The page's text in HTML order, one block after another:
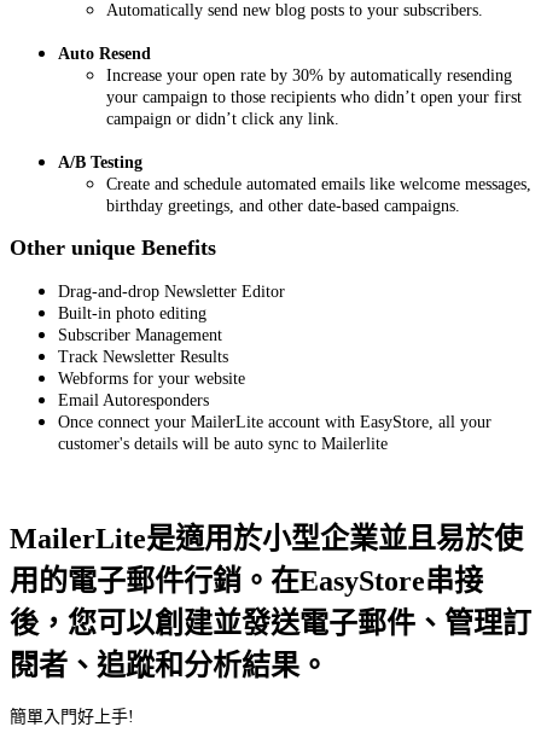
Automatically send new blog posts to your subscribers.
Auto Resend
Increase your open rate by 30% by automatically resending
your campaign to those recipients who didn’t open your first
campaign or didn’t click any link.
A/B Testing
Create and schedule automated emails like welcome messages,
birthday greetings, and other date-based campaigns.
Other unique Benefits
Drag-and-drop Newsletter Editor
Built-in photo editing
Subscriber Management
Track Newsletter Results
Webforms for your website
Email Autoresponders
Once connect your MailerLite account with EasyStore, all your
customer's details will be auto sync to Mailerlite
MailerLite是適用於小型企業並且易於使
用的電子郵件行銷。在EasyStore串接
後，您可以創建並發送電子郵件、管理訂
閱者、追蹤和分析結果。
簡單入門好上手!